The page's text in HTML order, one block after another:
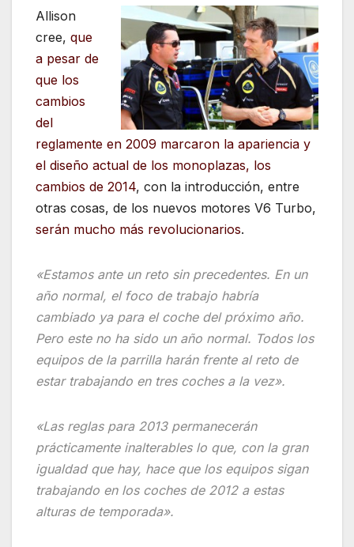
Allison
cree, que
a pesar de
que los
cambios
del
reglamente en 2009 marcaron la apariencia y
el diseño actual de los monoplazas, los
cambios de 2014, con la introducción, entre
otras cosas, de los nuevos motores V6 Turbo,
serán mucho más revolucionarios.
«Estamos ante un reto sin precedentes. En un
año normal, el foco de trabajo habría
cambiado ya para el coche del próximo año.
Pero este no ha sido un año normal. Todos los
equipos de la parrilla harán frente al reto de
estar trabajando en tres coches a la vez».
«Las reglas para 2013 permanecerán
prácticamente inalterables lo que, con la gran
igualdad que hay, hace que los equipos sigan
trabajando en los coches de 2012 a estas
alturas de temporada».